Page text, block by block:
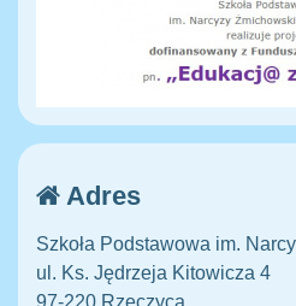
Adres
Szkoła Podstawowa im.
ul. Ks. Jędrzeja Kitowicza 4